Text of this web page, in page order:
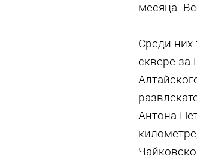
месяца.
Среди
сквере за
Антона